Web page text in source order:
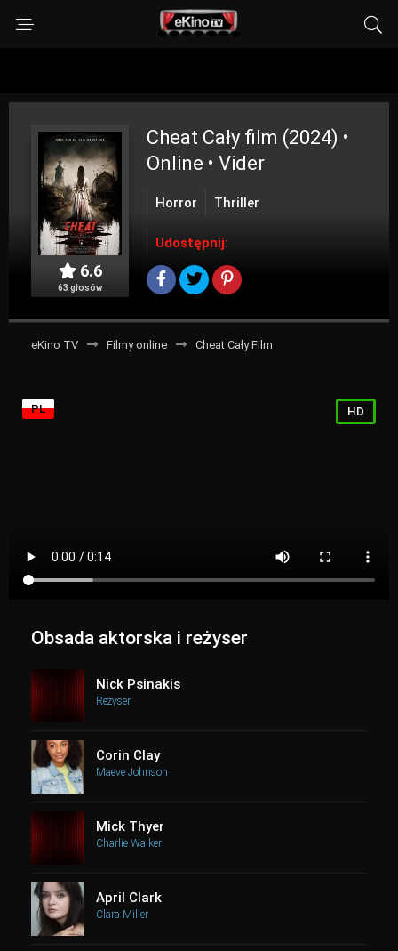
6.6
63 głosów
Cheat Cały film (2024) •
Online • Vider
Horror Thriller
Udostępnij:
eKino TV Filmy online Cheat Cały Film
PL HD
Obsada aktorska i reżyser
Nick Psinakis
Reżyser
Corin Clay
Maeve Johnson
Mick Thyer
Charlie Walker
April Clark
Clara Miller